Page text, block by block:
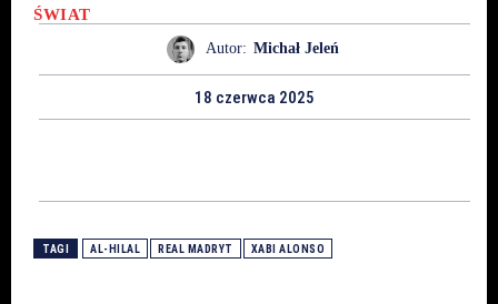
ŚWIAT
Autor: Michał Jeleń
18 czerwca 2025
TAGI AL-HILAL REAL MADRYT XABI ALONSO